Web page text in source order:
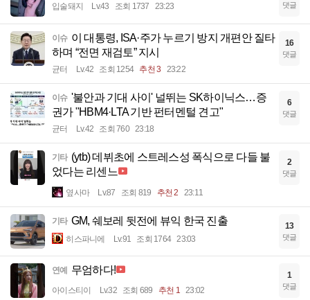
입술돼지 Lv.43 조회 1737 23:23 댓글
이슈 이 대통령, ISA·주가 누르기 방지 개편안 질타
하며 “전면 재검토” 지시
균터 Lv.42 조회 1254 추천 3 23:22
16
댓글
이슈 '불안과 기대 사이' 널뛰는 SK하이닉스…증
권가 "HBM4·LTA 기반 펀터멘털 견고"
균터 Lv.42 조회 760 23:18
6
댓글
기타 (ytb) 데뷔초에 스트레스성 폭식으로 다들 불
었다는 리센느
옆사마 Lv.87 조회 819 추천 2 23:11
2
댓글
기타 GM, 쉐보레 뒷전에 뷰익 한국 진출
히스파니에 Lv.91 조회 1764 23:03
13
댓글
연예 무엄하다!
아이스티이 Lv.32 조회 689 추천 1 23:02
1
댓글